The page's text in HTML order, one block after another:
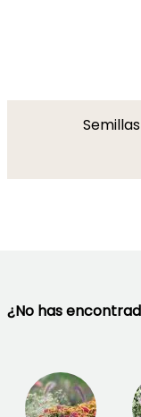
¿No has